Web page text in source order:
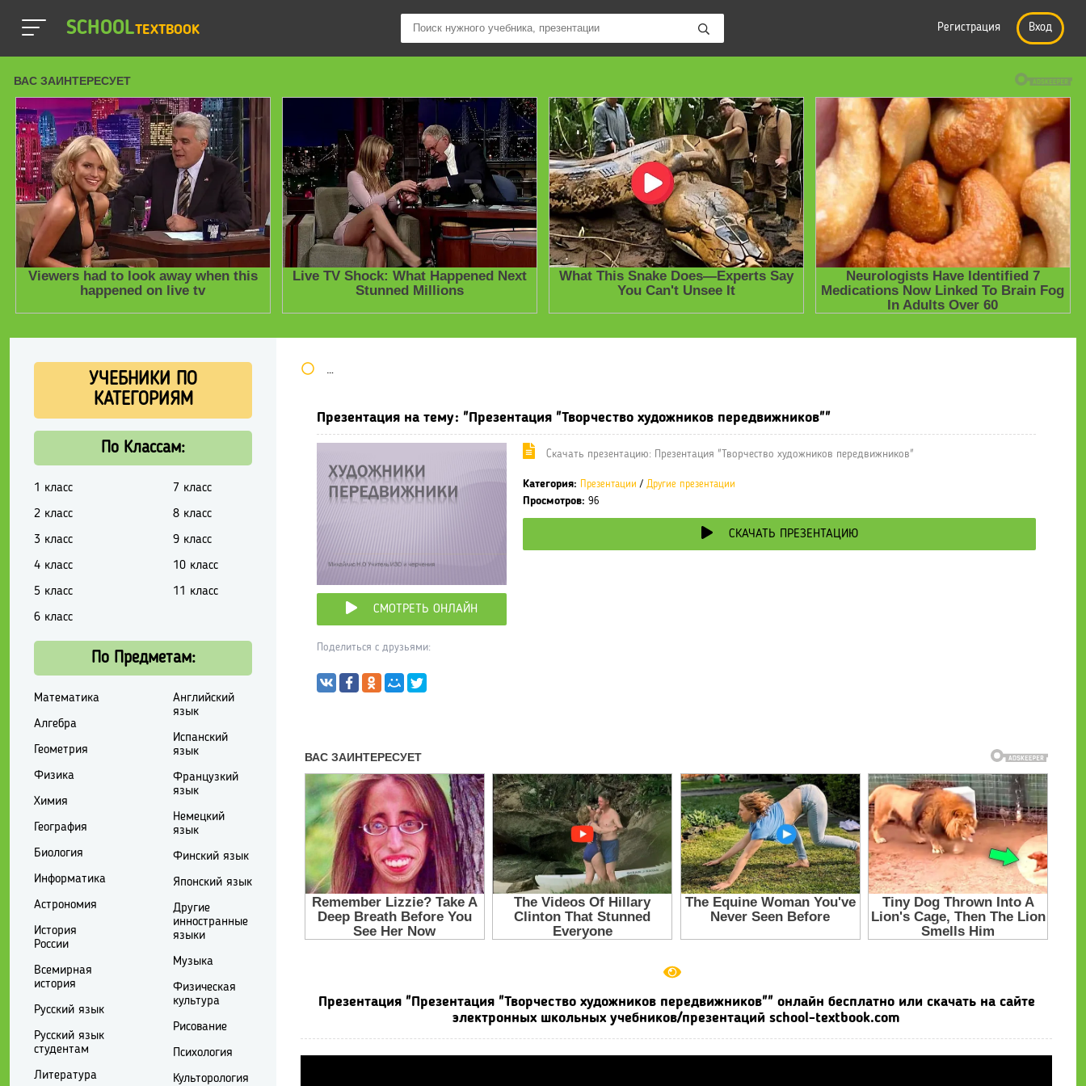
SCHOOLTEXTBOOK Регистрация Вход
Школьные учебники / Презентации по предметам
Презентация на тему: "Презентация "Творчество художников передвижников""
СМОТРЕТЬ ОНЛАЙН
Поделиться с друзьями:
Cкачать презентацию: Презентация "Творчество художников передвижников"
Категория: Презентации / Другие презентации
Просмотров: 96
СКАЧАТЬ ПРЕЗЕНТАЦИЮ
Презентация "Презентация "Творчество художников передвижников"" онлайн бесплатно или скачать на сайте
электронных школьных учебников/презентаций school-textbook.com
УЧЕБНИКИ ПО
КАТЕГОРИЯМ
По Классам:
1 класс
2 класс
3 класс
4 класс
5 класс
6 класс
7 класс
8 класс
9 класс
10 класс
11 класс
По Предметам:
Математика
Алгебра
Геометрия
Физика
Химия
География
Биология
Информатика
Астрономия
История
России
Всемирная
история
Русский язык
Русский язык
студентам
Литература
Английский
язык
Испанский
язык
Французкий
язык
Немецкий
язык
Финский язык
Японский язык
Другие
инностранные
языки
Музыка
Физическая
культура
Рисование
Психология
Культорология